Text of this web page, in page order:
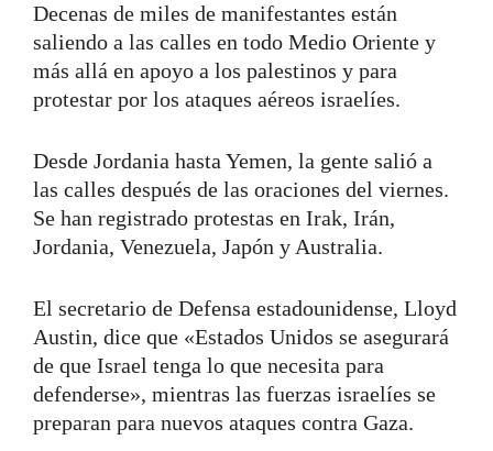
Decenas de miles de manifestantes están
saliendo a las calles en todo Medio Oriente y
más allá en apoyo a los palestinos y para
protestar por los ataques aéreos israelíes.
Desde Jordania hasta Yemen, la gente salió a
las calles después de las oraciones del viernes.
Se han registrado protestas en Irak, Irán,
Jordania, Venezuela, Japón y Australia.
El secretario de Defensa estadounidense, Lloyd
Austin, dice que «Estados Unidos se asegurará
de que Israel tenga lo que necesita para
defenderse», mientras las fuerzas israelíes se
preparan para nuevos ataques contra Gaza.